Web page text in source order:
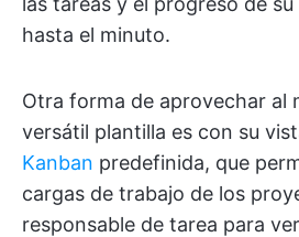
hasta el minuto.
Otra forma de aprovechar al
versátil plantilla es con su
Kanban predefinida, que
cargas de trabajo de los
responsable de tarea para